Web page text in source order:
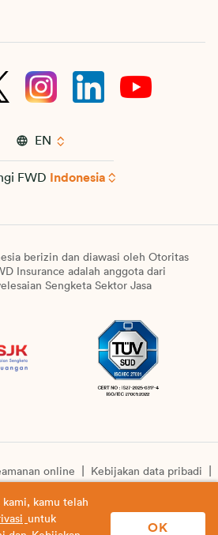
EN
FWD Indonesia
berizin dan diawasi oleh Otoritas
Insurance adalah anggota dari
Sengketa Sektor Jasa
online
Kebijakan data pribadi
FWD Insurance Indonesia. All rights
kami, kamu telah
untuk
OK